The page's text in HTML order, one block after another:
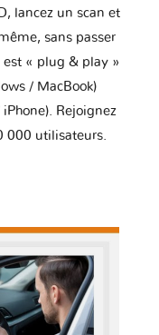
lancez un scan et
sans passer
est « plug & play »
/ MacBook)
Rejoignez
000 utilisateurs.